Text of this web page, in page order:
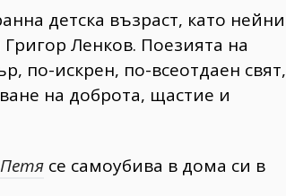
детска възраст, като нейни
Григор Ленков. Поезията на
по-искрен, по-всеотдаен свят,
на доброта, щастие и
Петя се самоубива в дома си в